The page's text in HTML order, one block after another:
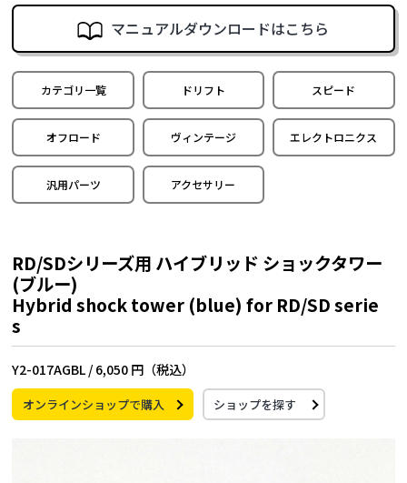
マニュアルダウンロードはこちら
カテゴリ一覧 ドリフト スピード
オフロード ヴィンテージ エレクトロニクス
汎用パーツ アクセサリー
RD/SDシリーズ用 ハイブリッド ショックタワー
(ブルー)
Hybrid shock tower (blue) for RD/SD serie
s
Y2-017AGBL / 6,050 円（税込）
オンラインショップで購入 ショップを探す